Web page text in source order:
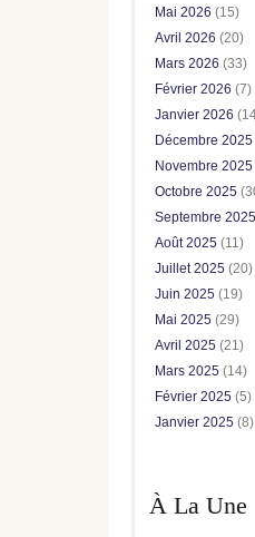
Mai 2026 (15)
Avril 2026 (20)
Mars 2026 (33)
Février 2026 (7)
Janvier 2026
Décembre 2025
Novembre 2025
Octobre 2025
Septembre 2025
Août 2025 (11)
Juillet 2025 (20)
Juin 2025 (19)
Mai 2025 (29)
Avril 2025 (21)
Mars 2025 (14)
Février 2025 (5)
Janvier 2025 (8)
À La Une